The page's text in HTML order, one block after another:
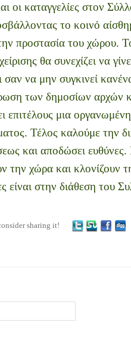
οι καταγγελίες στον
το κοινό
προστασία του χώρου.
θα συνεχίζει να
σαν να μην συγκινεί
των δημοσίων αρχών
επιτέλους μια
Τέλος καλούμε την
και αποδώσει
την χώρα και κλονίζουν
είναι στην διάθεση του
sharing it!